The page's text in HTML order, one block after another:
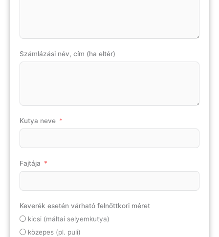
Számlázási név, cím (ha eltér)
Kutya neve
Fajtája
Keverék esetén várható felnőttkori méret
kicsi (máltai selyemkutya)
közepes (pl. puli)